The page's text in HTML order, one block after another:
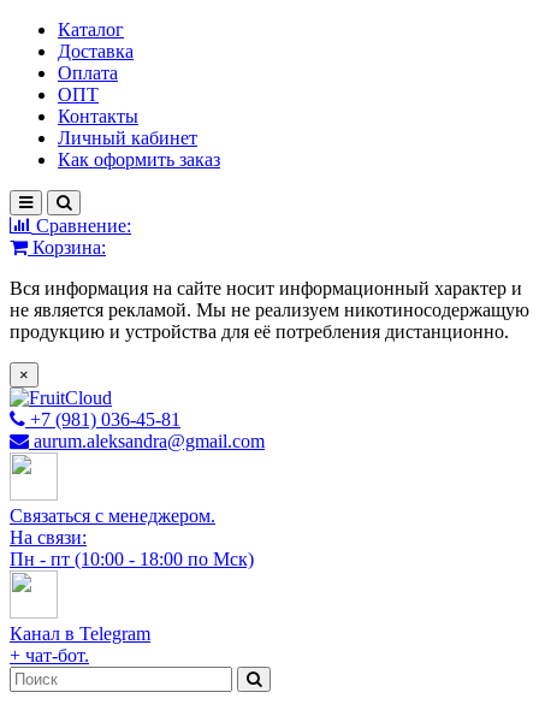
Каталог
Доставка
Оплата
ОПТ
Контакты
Личный кабинет
Как оформить заказ
Сравнение:
Корзина:
Вся информация на сайте носит информационный характер и
не является рекламой. Мы не реализуем никотиносодержащую
продукцию и устройства для её потребления дистанционно.
×
+7 (981) 036-45-81
aurum.aleksandra@gmail.com
Связаться с менеджером.
На связи:
Пн - пт (10:00 - 18:00 по Мск)
Канал в Telegram
+ чат-бот.